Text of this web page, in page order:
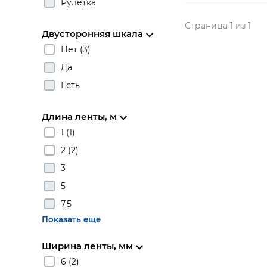
Двусторонняя шкала
Нет (3)
Да
Есть
Длина ленты, м
1 (1)
2 (2)
3
5
7,5
Показать еще
Ширина ленты, мм
6 (2)
Страница 1 из 1